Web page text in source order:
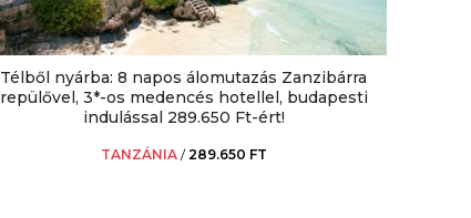
Télből nyárba: 8 napos álomutazás Zanzibárra
repülővel, 3*-os medencés hotellel, budapesti
indulással 289.650 Ft-ért!
TANZÁNIA /289.650 FT